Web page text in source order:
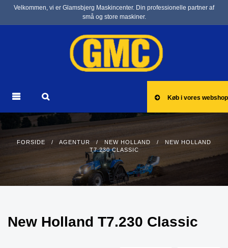
Velkommen, vi er Glamsbjerg Maskincenter. Din professionelle partner af
små og store maskiner.
Køb i vores webshop
FORSIDE / AGENTUR / NEW HOLLAND / NEW HOLLAND
T7.230 CLASSIC
New Holland T7.230 Classic